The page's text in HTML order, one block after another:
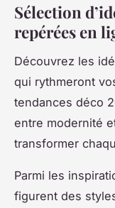
Sélection
repérées en
Découvrez les
qui rythmeront
tendances déco
entre modernité
transformer
Parmi les
figurent des